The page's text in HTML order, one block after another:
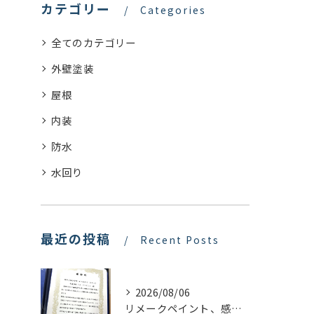
カテゴリー Categories
全てのカテゴリー
外壁塗装
屋根
内装
防水
水回り
最近の投稿 Recent Posts
2026/08/06
リメークペイント、感謝状を頂く！